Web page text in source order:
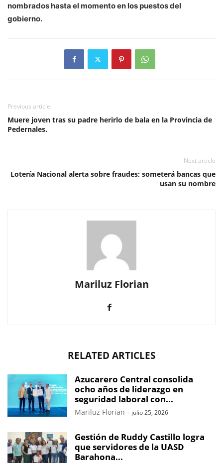
nombrados hasta el momento en los puestos del
gobierno.
Previous article
Muere joven tras su padre herirlo de bala en la Provincia de
Pedernales.
Next article
Lotería Nacional alerta sobre fraudes; someterá bancas que
usan su nombre
Mariluz Florian
RELATED ARTICLES
Azucarero Central consolida
ocho años de liderazgo en
seguridad laboral con...
Mariluz Florian - julio 25, 2026
Gestión de Ruddy Castillo logra
que servidores de la UASD
Barahona...